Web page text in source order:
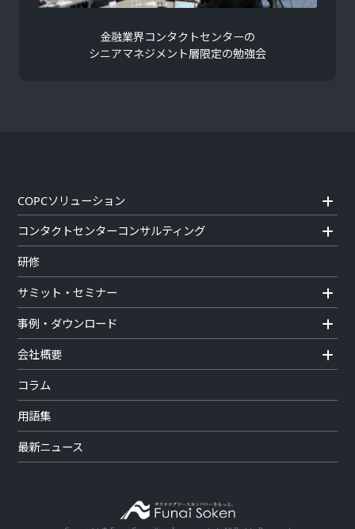
金融業界コンタクトセンターの
シニアマネジメント層限定の勉強会
COPCソリューション
コンタクトセンターコンサルティング
研修
サミット・セミナー
事例・ダウンロード
会社概要
コラム
用語集
最新ニュース